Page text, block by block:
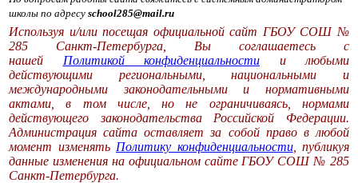
школы по адресу school285@mail.ru
Используя и/или посещая официальной сайт ГБОУ СОШ №
285 Санкт-Петербурга, Вы соглашаетесь с
нашей Политикой конфиденциальности и любыми
действующими региональными, национальными и
международными законодательными и нормативными
актами, в том числе, но не ограничиваясь, нормами
действующего законодательства Российской Федерации.
Администрация сайта оставляет за собой право в любой
момент изменять Политику конфиденциальности, публикуя
данные изменения на официальном сайте ГБОУ СОШ № 285
Санкт-Петербурга.